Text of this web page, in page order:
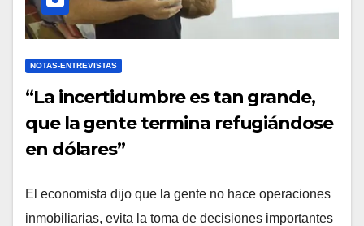
NOTAS-ENTREVISTAS
“La incertidumbre es tan grande,
que la gente termina refugiándose
en dólares”
El economista dijo que la gente no hace operaciones
inmobiliarias, evita la toma de decisiones importantes